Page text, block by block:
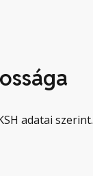
adatai szerint.